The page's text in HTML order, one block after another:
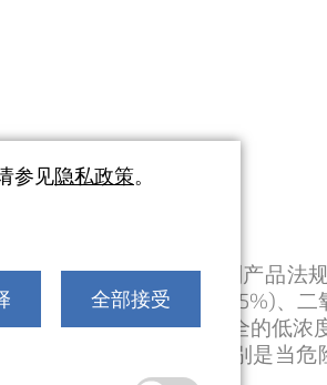
528/2012号(生物杀灭剂产品法
，将高浓度次氯酸钠(6-15%)、二
用蓝盒也就是使用更安全的低浓
者将承担个人责任，特别是当危
参见隐私政策。
全部接受